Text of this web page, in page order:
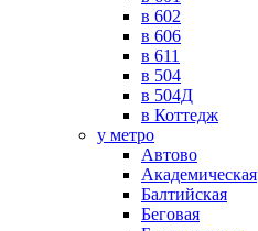
в 602
в 606
в 611
в 504
в 504Д
в Коттедж
у метро
Автово
Академическая
Балтийская
Беговая